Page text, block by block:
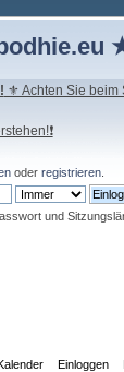
⚜ Achten Sie beim
oder registrieren.
und
Einloggen